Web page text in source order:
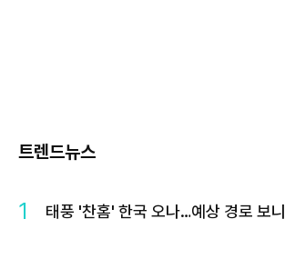
트렌드뉴스
1 태풍 '찬홈' 한국 오나…예상 경로 보니